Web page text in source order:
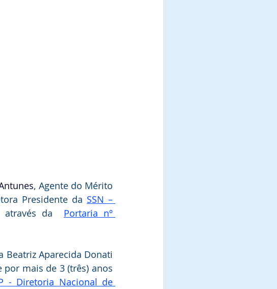
, Agente do Mérito
Presidente da SSN –
através da Portaria nº
Beatriz Aparecida Donati
por mais de 3 (três) anos
- Diretoria Nacional de